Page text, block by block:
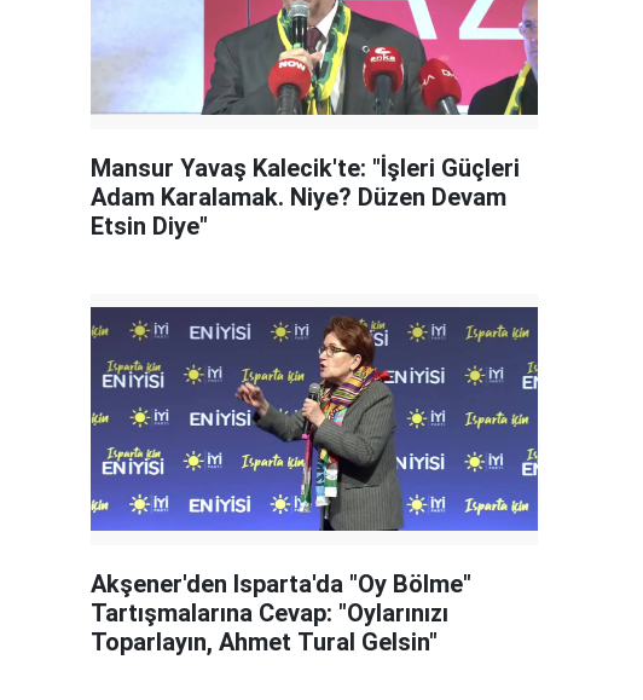
Mansur Yavaş Kalecik'te: "İşleri Güçleri
Adam Karalamak. Niye? Düzen Devam
Etsin Diye"
Akşener'den Isparta'da "Oy Bölme"
Tartışmalarına Cevap: "Oylarınızı
Toparlayın, Ahmet Tural Gelsin"